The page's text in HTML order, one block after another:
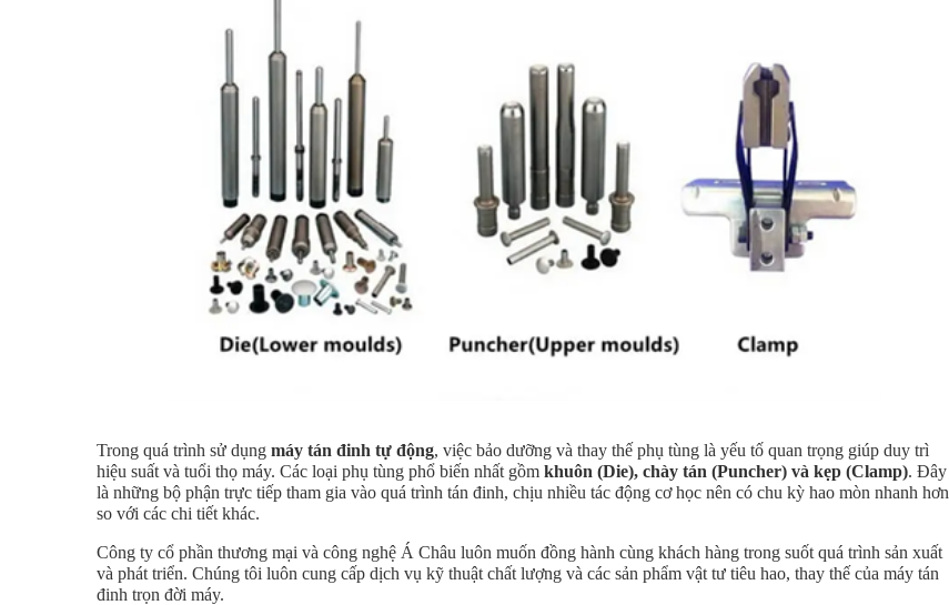
Trong quá trình sử dụng máy tán đinh tự động, việc bảo dưỡng và thay thế phụ tùng là yếu tố quan trọng giúp duy trì
hiệu suất và tuổi thọ máy. Các loại phụ tùng phổ biến nhất gồm khuôn (Die), chày tán (Puncher) và kẹp (Clamp). Đây
là những bộ phận trực tiếp tham gia vào quá trình tán đinh, chịu nhiều tác động cơ học nên có chu kỳ hao mòn nhanh hơn
so với các chi tiết khác.
Công ty cổ phần thương mại và công nghệ Á Châu luôn muốn đồng hành cùng khách hàng trong suốt quá trình sản xuất
và phát triển. Chúng tôi luôn cung cấp dịch vụ kỹ thuật chất lượng và các sản phẩm vật tư tiêu hao, thay thế của máy tán
đinh trọn đời máy.